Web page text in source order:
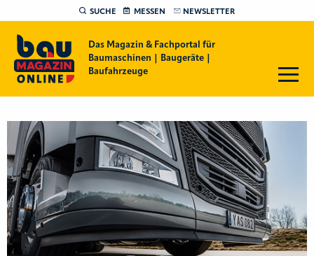
SUCHE MESSEN NEWSLETTER
Das Magazin & Fachportal für
Baumaschinen | Baugeräte |
Baufahrzeuge